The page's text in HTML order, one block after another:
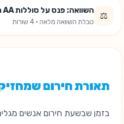
⚖️
השוואה: פנס על סוללות AA מול פנס נטען/סולארי
טבלת השוואה מלאה · 4 שורות
תאורת חירום
בזמן שבשעת חירום אנשים